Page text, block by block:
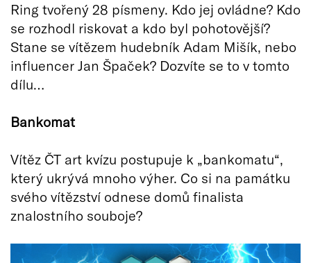
Ring tvořený 28 písmeny. Kdo jej ovládne? Kdo
se rozhodl riskovat a kdo byl pohotovější?
Stane se vítězem hudebník Adam Mišík, nebo
influencer Jan Špaček? Dozvíte se to v tomto
dílu…
Bankomat
Vítěz ČT art kvízu postupuje k „bankomatu“,
který ukrývá mnoho výher. Co si na památku
svého vítězství odnese domů finalista
znalostního souboje?